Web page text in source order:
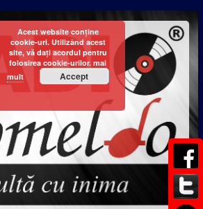
Acest website conține
cookie-uri. Utilizând acest
site, vă dați acordul pentru
folosirea cookie-urilor. mai
mult
Accept